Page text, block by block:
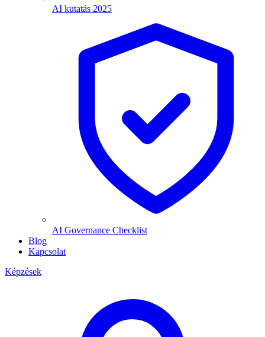
AI kutatás 2025
AI Governance Checklist
Blog
Kapcsolat
Képzések